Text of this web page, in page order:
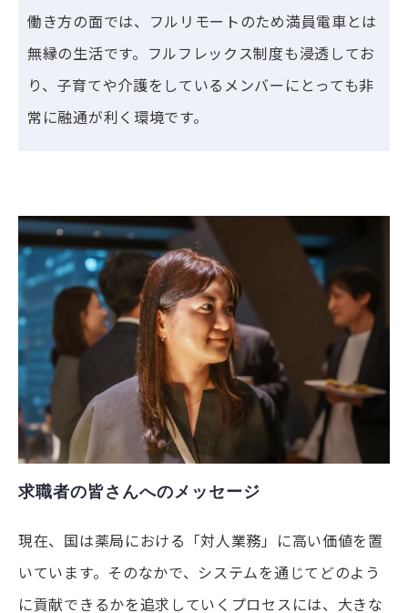
働き方の面では、フルリモートのため満員電車とは
無縁の生活です。フルフレックス制度も浸透してお
り、子育てや介護をしているメンバーにとっても非
常に融通が利く環境です。
求職者の皆さんへのメッセージ
現在、国は薬局における「対人業務」に高い価値を置
いています。そのなかで、システムを通じてどのよう
に貢献できるかを追求していくプロセスには、大きな